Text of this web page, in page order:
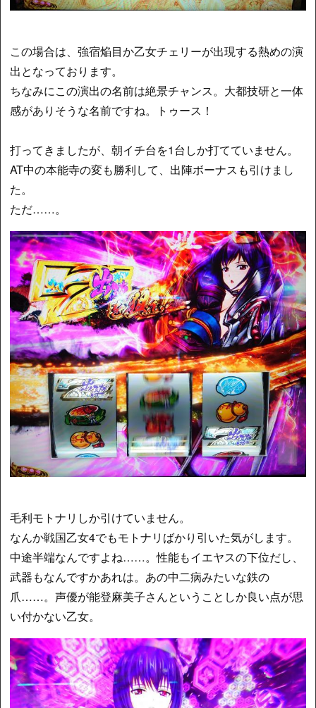
この場合は、強宿焔目か乙女チェリーが出現する熱めの演
出となっております。
ちなみにこの演出の名前は絶景チャンス。大都技研と一体
感がありそうな名前ですね。トゥース！
打ってきましたが、朝イチ台を1台しか打てていません。
AT中の本能寺の変も勝利して、出陣ボーナスも引けまし
た。
ただ……。
毛利モトナリしか引けていません。
なんか戦国乙女4でもモトナリばかり引いた気がします。
中途半端なんですよね……。性能もイエヤスの下位だし、
武器もなんですかあれは。あの中二病みたいな鉄の
爪……。声優が能登麻美子さんということしか良い点が思
い付かない乙女。